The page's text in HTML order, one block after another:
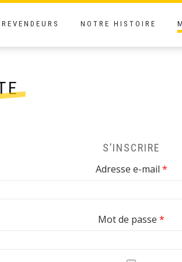
REVENDEURS NOTRE HISTOIRE
S’INSCRIRE
Adresse e-mail *
Mot de passe*